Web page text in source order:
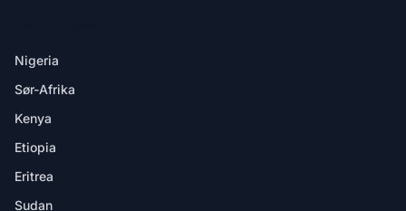
Nigeria
Sør-Afrika
Kenya
Etiopia
Eritrea
Sudan